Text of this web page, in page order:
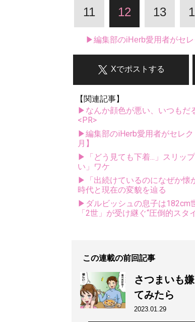
11 12 13
▶編集部のiHerb愛用者がセレ
Xでポストする
【関連記事】
▶なんか顔色が悪い、いつもだ
<PR>
▶編集部のiHerb愛用者がセレ
月】
▶「どう見ても下着...」スリッ
い」ワケ
▶「出続けているのになぜか懐
時代と現在の変貌を辿る
▶ダルビッシュの息子は182cm
「2世」が受け継ぐ“圧倒的スタ
この連載の前回記事
さつまいも
てみたら
2023.01.29